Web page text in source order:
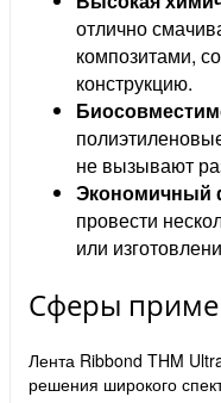
отлично
композитами,
конструкцию.
не вызывают
Экономичный
провести
или
Сферы
Лента Ribbond THM
решения широкого